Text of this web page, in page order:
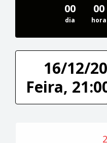
00
dia
00
hora
16/12/
Feira,